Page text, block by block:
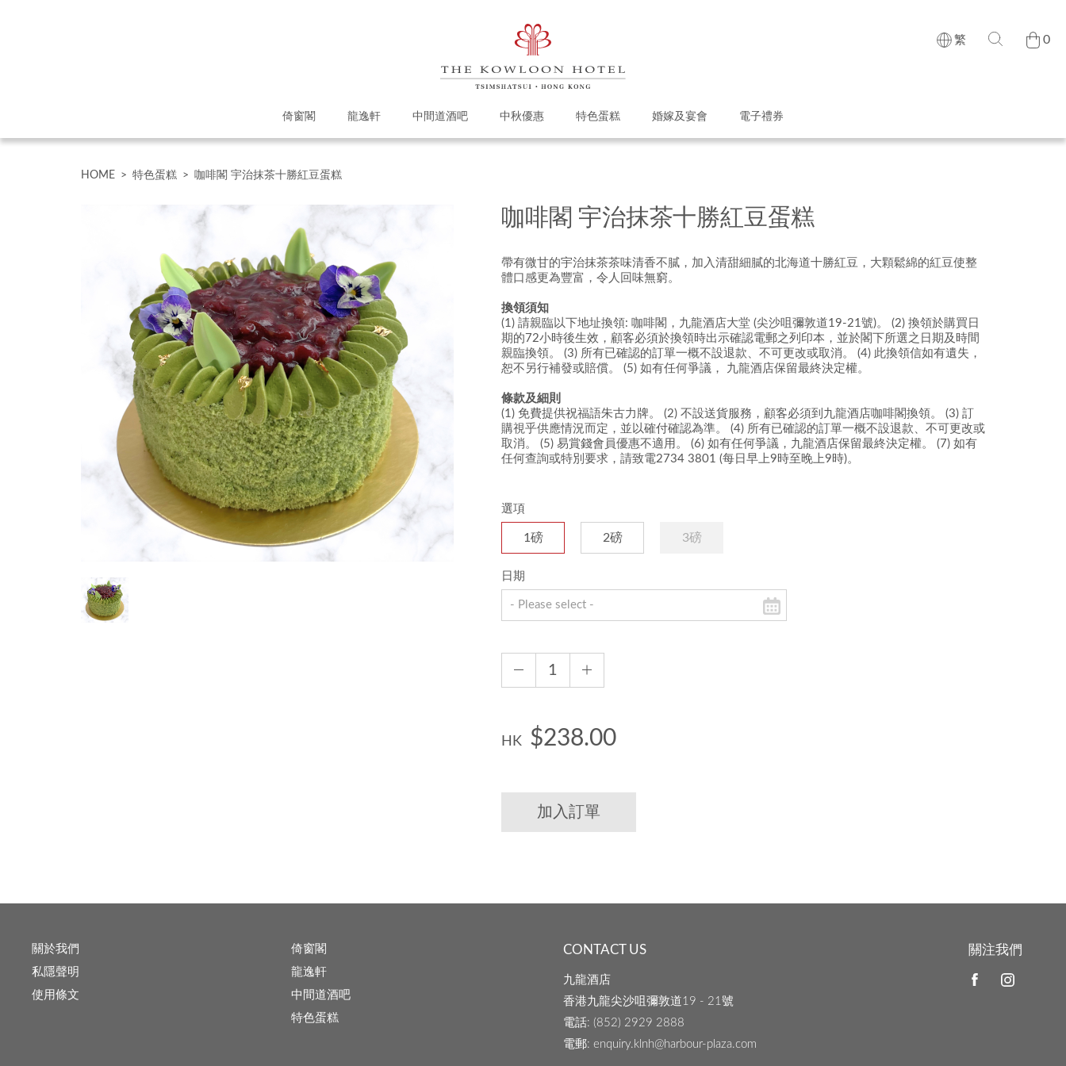
倚窗閣 龍逸軒 中間道酒吧 中秋優惠 特色蛋糕 婚嫁及宴會 電子禮券
繁 0
HOME > 特色蛋糕 > 咖啡閣 宇治抹茶十勝紅豆蛋糕
咖啡閣 宇治抹茶十勝紅豆蛋糕
帶有微甘的宇治抹茶茶味清香不膩，加入清甜細膩的北海道十勝紅豆，大顆鬆綿的紅豆使整
體口感更為豐富，令人回味無窮。
換領須知
(1) 請親臨以下地址換領: 咖啡閣，九龍酒店大堂 (尖沙咀彌敦道19-21號)。
(2) 換領於購買日
期的72小時後生效，顧客必須於換領時出示確認電郵之列印本，並於閣下所選之日期及時間
親臨換領。
(3) 所有已確認的訂單一概不設退款、不可更改或取消。 (4) 此換領信如有遺失，
恕不另行補發或賠償。
(5) 如有任何爭議， 九龍酒店保留最終決定權。
條款及細則
(1) 免費提供祝福語朱古力牌。
(2) 不設送貨服務，顧客必須到九龍酒店咖啡閣換領。 (3) 訂
購視乎供應情況而定，並以確付確認為準。 (4) 所有已確認的訂單一概不設退款、不可更改或
取消。 (5) 易賞錢會員優惠不適用。 (6) 如有任何爭議，九龍酒店保留最終決定權。 (7) 如有
任何查詢或特別要求，請致電2734 3801 (每日早上9時至晚上9時)。
選項
1磅 2磅 3磅
日期
HK $238.00
加入訂單
關於我們
私隱聲明
使用條文
倚窗閣
龍逸軒
中間道酒吧
特色蛋糕
CONTACT US
九龍酒店
香港九龍尖沙咀彌敦道19 - 21號
電話: (852) 2929 2888
電郵: enquiry.klnh@harbour-plaza.com
關注我們